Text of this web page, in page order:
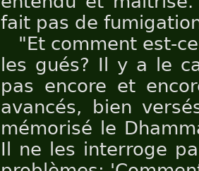
fait pas de
"Et comment est-
les gués? Il y a le
pas encore et
avancés, bien
mémorisé le
Il ne les interroge